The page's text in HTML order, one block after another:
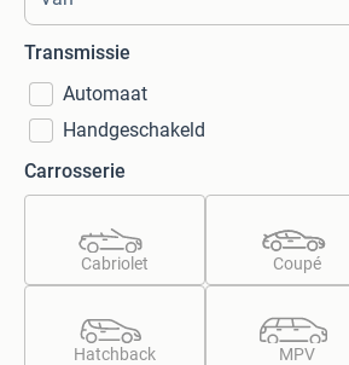
Transmissie
Automaat
Handgeschakeld
Carrosserie
Cabriolet Coupé
Hatchback MPV